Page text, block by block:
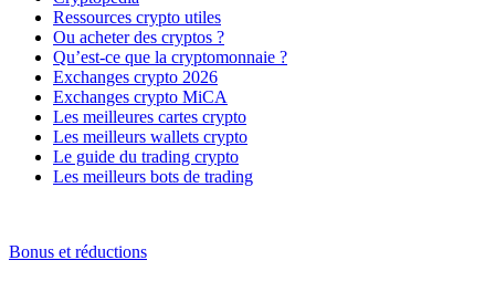
Ressources crypto utiles
Ou acheter des cryptos ?
Qu’est-ce que la cryptomonnaie ?
Exchanges crypto 2026
Exchanges crypto MiCA
Les meilleures cartes crypto
Les meilleurs wallets crypto
Le guide du trading crypto
Les meilleurs bots de trading
Bonus et réductions